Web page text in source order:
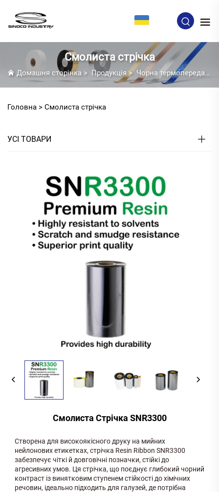
Смолиста стрічка
Домашня сторінка > Продукція>Чорна термопередавальна стрічка
Головна > Смолиста стрічка
УСІ ТОВАРИ
Смолиста Стрічка SNR3300
Створена для високоякісного друку на мийних
нейлонових етикетках, стрічка Resin Ribbon SNR3300
забезпечує чіткі й довговічні позначки, стійкі до
агресивних умов. Ця стрічка, що поєднує глибокий чорний
контраст із винятковим ступенем стійкості до хімічних
речовин, ідеально підходить для галузей, де потрібна